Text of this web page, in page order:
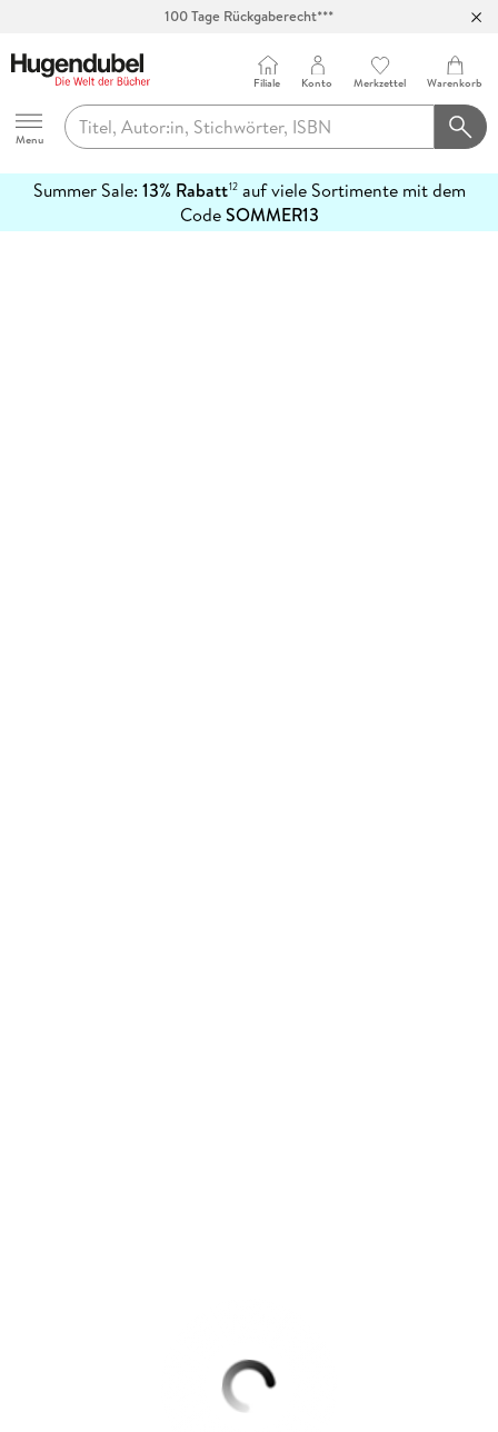
100 Tage Rückgaberecht***
Hugendubel
Menu
Filiale Konto Merkzettel Warenkorb
Summer Sale: 13% Rabatt12auf viele Sortimente mit dem
CodeSOMMER13
erfahren